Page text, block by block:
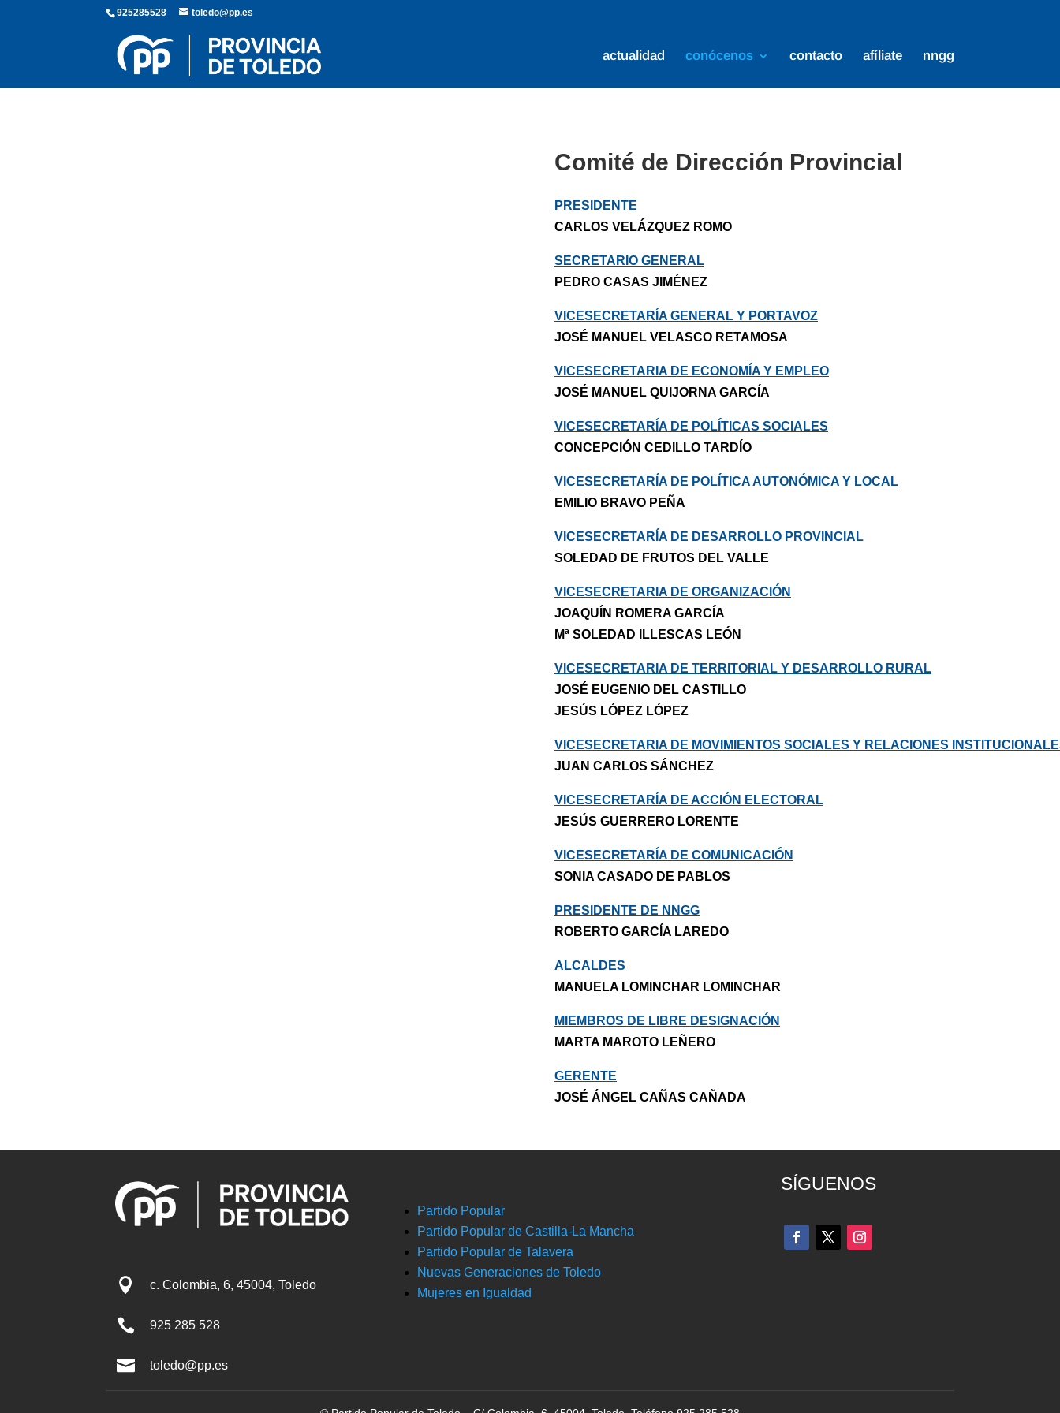
925285528 toledo@pp.es
actualidad conócenos contacto afíliate nngg
Comité de Dirección Provincial
PRESIDENTE
CARLOS VELÁZQUEZ ROMO
SECRETARIO GENERAL
PEDRO CASAS JIMÉNEZ
VICESECRETARÍA GENERAL Y PORTAVOZ
JOSÉ MANUEL VELASCO RETAMOSA
VICESECRETARIA DE ECONOMÍA Y EMPLEO
JOSÉ MANUEL QUIJORNA GARCÍA
VICESECRETARÍA DE POLÍTICAS SOCIALES
CONCEPCIÓN CEDILLO TARDÍO
VICESECRETARÍA DE POLÍTICA AUTONÓMICA Y LOCAL
EMILIO BRAVO PEÑA
VICESECRETARÍA DE DESARROLLO PROVINCIAL
SOLEDAD DE FRUTOS DEL VALLE
VICESECRETARIA DE ORGANIZACIÓN
JOAQUÍN ROMERA GARCÍA
Mª SOLEDAD ILLESCAS LEÓN
VICESECRETARIA DE TERRITORIAL Y DESARROLLO RURAL
JOSÉ EUGENIO DEL CASTILLO
JESÚS LÓPEZ LÓPEZ
VICESECRETARIA DE MOVIMIENTOS SOCIALES Y RELACIONES
JUAN CARLOS SÁNCHEZ
VICESECRETARÍA DE ACCIÓN ELECTORAL
JESÚS GUERRERO LORENTE
VICESECRETARÍA DE COMUNICACIÓN
SONIA CASADO DE PABLOS
PRESIDENTE DE NNGG
ROBERTO GARCÍA LAREDO
ALCALDES
MANUELA LOMINCHAR LOMINCHAR
MIEMBROS DE LIBRE DESIGNACIÓN
MARTA MAROTO LEÑERO
GERENTE
JOSÉ ÁNGEL CAÑAS CAÑADA
 c. Colombia, 6, 45004, Toledo
 925 285 528
 toledo@pp.es
Partido Popular
Partido Popular de Castilla-La Mancha
Partido Popular de Talavera
Nuevas Generaciones de Toledo
Mujeres en Igualdad
SÍGUENOS